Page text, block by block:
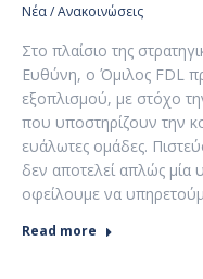
Νέα / Ανακοινώσεις
Στο πλαίσιο της
Ευθύνη, ο Όμιλος FDL
εξοπλισμού, με στόχο
που υποστηρίζουν την
ευάλωτες ομάδες.
δεν αποτελεί απλώς
οφείλουμε να
Read more